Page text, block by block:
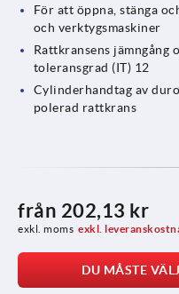
För att öppna, stänga
och verktygsmaskiner
Rattkransens jämngång
toleransgrad (IT) 12
Cylinderhandtag av
polerad rattkrans
från 202,13 kr
exkl. moms exkl.
DU MÅSTE